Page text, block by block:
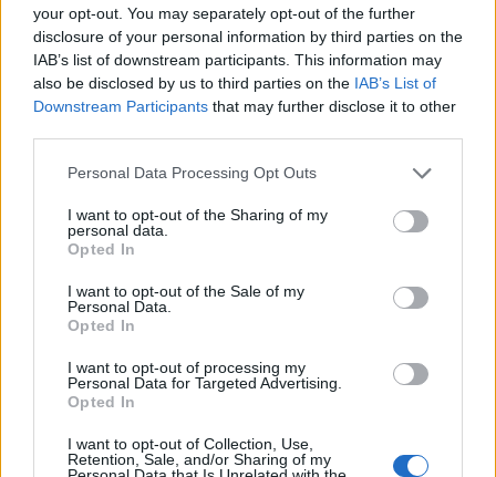
your opt-out. You may separately opt-out of the further
disclosure of your personal information by third parties on the
IAB’s list of downstream participants. This information may
also be disclosed by us to third parties on the IAB’s List of
Downstream Participants that may further disclose it to other
Please note that this website/app uses one or more Google
not limited to your visit or usage behaviour. You may click to
grant or deny consent to Google and its third-party tags to
use your data for below specified purposes in below Google
consent section.
Personal Data Processing Opt Outs
I want to opt-out of the Sharing of my
personal data.
Opted In
I want to opt-out of the Sale of my
Personal Data.
Opted In
I want to opt-out of processing my
Personal Data for Targeted Advertising.
Opted In
I want to opt-out of Collection, Use,
Retention, Sale, and/or Sharing of my
AUTEUR
Giorgia Stromeo